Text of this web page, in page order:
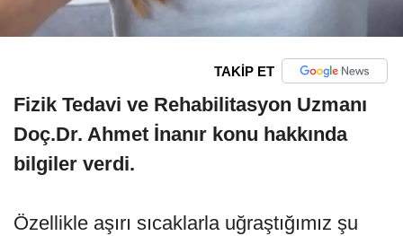
TAKİP ET
Fizik Tedavi ve Rehabilitasyon Uzmanı
Doç.Dr. Ahmet İnanır konu hakkında
bilgiler verdi.
Özellikle aşırı sıcaklarla uğraştığımız şu